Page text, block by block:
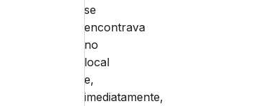
se
encontrava
no
local
e,
imediatamente,